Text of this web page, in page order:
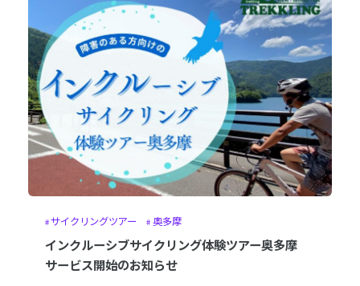
サイクリングツアー 奥多摩
インクルーシブサイクリング体験ツアー奥多摩
サービス開始のお知らせ